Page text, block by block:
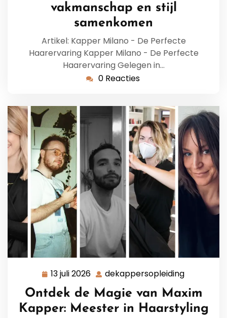
vakmanschap en stijl
samenkomen
Artikel: Kapper Milano - De Perfecte
Haarervaring Kapper Milano - De Perfecte
Haarervaring Gelegen in…
0 Reacties
13 juli 2026 13
juli
2026
dekappersopleiding
Ontdek de Magie van Maxim
Kapper: Meester in Haarstyling